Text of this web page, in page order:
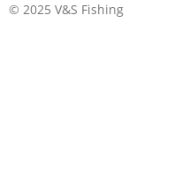
© 2025 V&S Fishing